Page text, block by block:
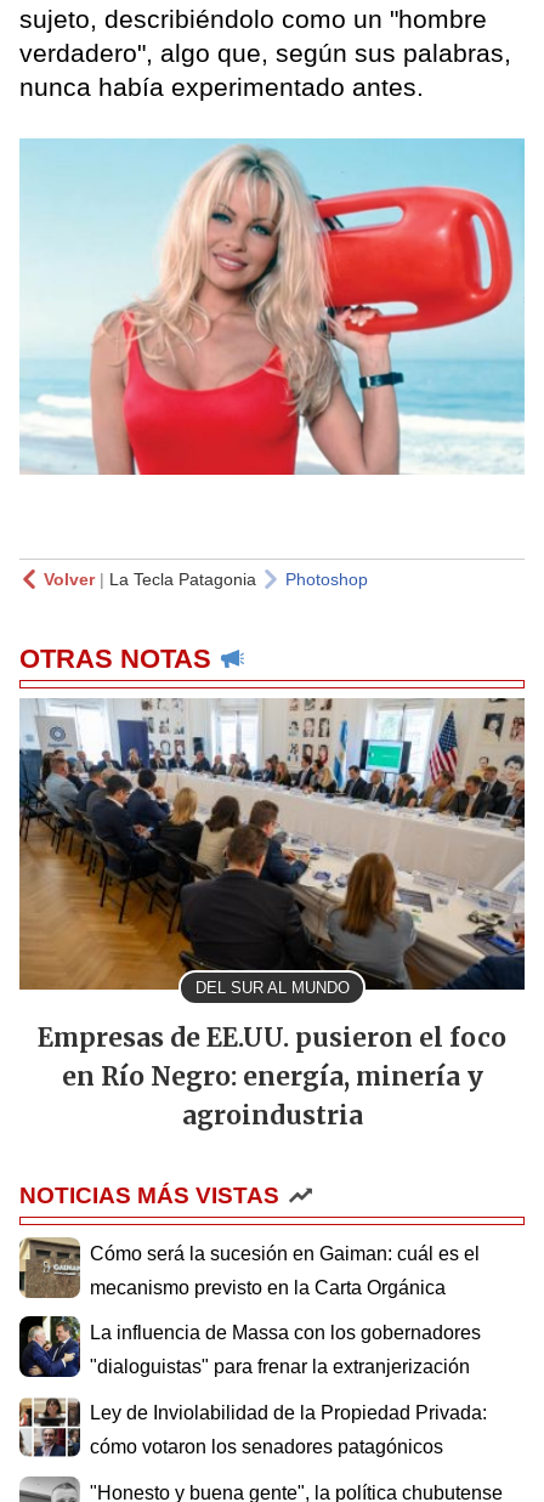
sujeto, describiéndolo como un "hombre
verdadero", algo que, según sus palabras,
nunca había experimentado antes.
Volver| La Tecla Patagonia Photoshop
OTRAS NOTAS
DEL SUR AL MUNDO
Empresas de EE.UU. pusieron el foco
en Río Negro: energía, minería y
agroindustria
NOTICIAS MÁS VISTAS
Cómo será la sucesión en Gaiman: cuál es el
mecanismo previsto en la Carta Orgánica
La influencia de Massa con los gobernadores
"dialoguistas" para frenar la extranjerización
Ley de Inviolabilidad de la Propiedad Privada:
cómo votaron los senadores patagónicos
"Honesto y buena gente", la política chubutense